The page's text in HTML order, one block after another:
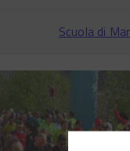
Scuola di